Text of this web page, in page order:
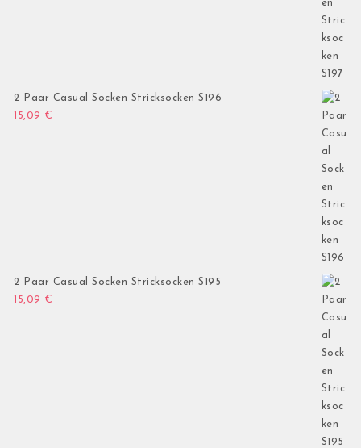
2 Paar Casual Socken Stricksocken S196
15,09 €
2 Paar Casual Socken Stricksocken S195
15,09 €